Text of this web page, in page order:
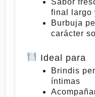
final largo
Burbuja
carácter
Ideal para
Brindis
íntimas